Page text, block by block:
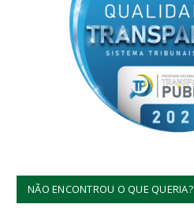
NÃO ENCONTROU O QUE QUERIA?